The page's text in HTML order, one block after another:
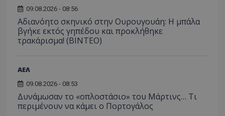
09.08.2026 - 08:56
Αδιανόητο σκηνικό στην Ουρουγουάη: Η μπάλα
βγήκε εκτός γηπέδου και προκλήθηκε
τρακάρισμα! (BINTEO)
ΑΕΛ
09.08.2026 - 08:53
Δυνάμωσαν το «οπλοστάσιο» του Μάρτινς… Τι
περιμένουν να κάμει ο Πορτογάλος